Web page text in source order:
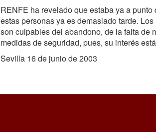
RENFE ha revelado que estaba ya a
estas personas ya es demasiado tarde.
son culpables del abandono, de la falta de
medidas de seguridad, pues, su interés
Sevilla 16 de junio de 2003